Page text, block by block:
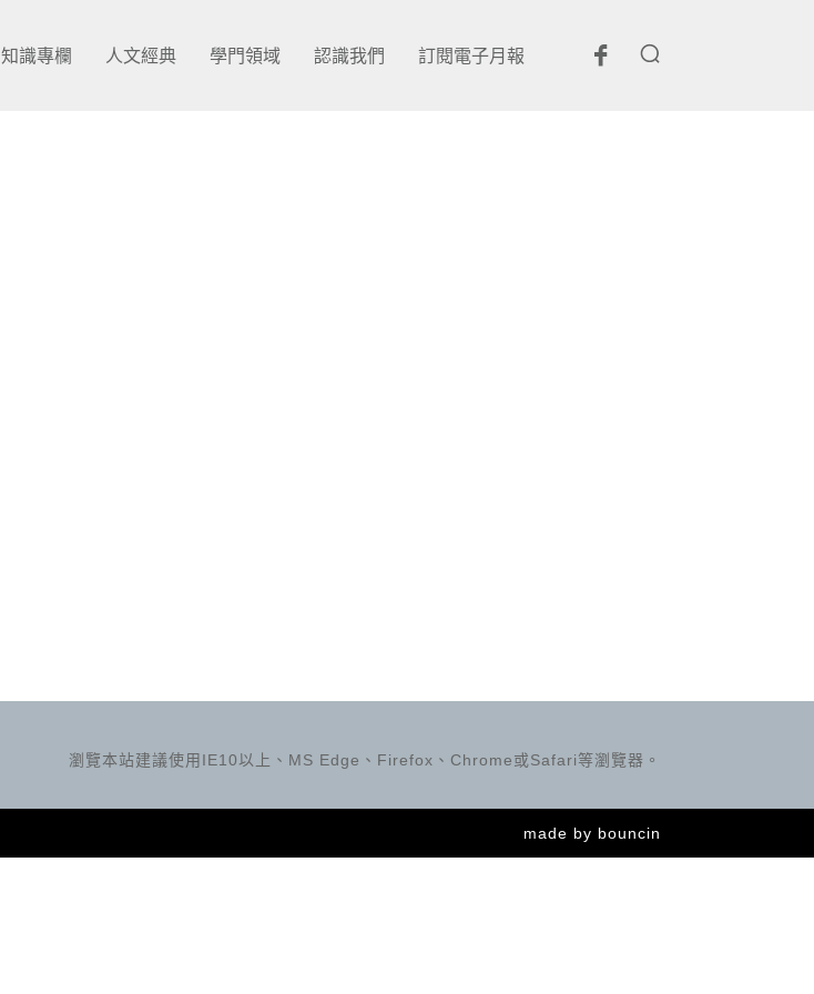
知識專欄 人文經典 學門領域 認識我們 訂閱電子月報
瀏覽本站建議使用IE10以上、MS Edge、Firefox、Chrome或Safari等瀏覽器。
made by bouncin